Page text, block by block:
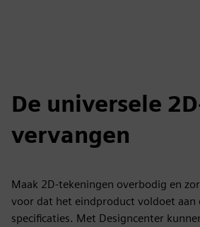
De universele
vervangen
Maak 2D-tekeningen overbodig en
voor dat het eindproduct voldoet aan
specificaties. Met Designcenter